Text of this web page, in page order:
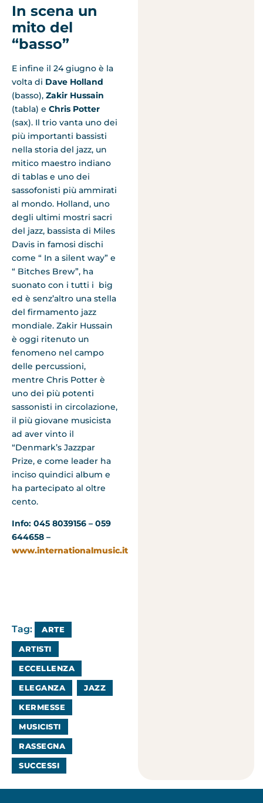
In scena un
mito del
“basso”
E infine il 24 giugno è la
volta di Dave Holland
(basso), Zakir Hussain
(tabla) e Chris Potter
(sax). Il trio vanta uno dei
più importanti bassisti
nella storia del jazz, un
mitico maestro indiano
di tablas e uno dei
sassofonisti più ammirati
al mondo. Holland, uno
degli ultimi mostri sacri
del jazz, bassista di Miles
Davis in famosi dischi
come “ In a silent way” e
“ Bitches Brew”, ha
suonato con i tutti i big
ed è senz’altro una stella
del firmamento jazz
mondiale. Zakir Hussain
è oggi ritenuto un
fenomeno nel campo
delle percussioni,
mentre Chris Potter è
uno dei più potenti
sassonisti in circolazione,
il più giovane musicista
ad aver vinto il
“Denmark’s Jazzpar
Prize, e come leader ha
inciso quindici album e
ha partecipato al oltre
cento.
Info: 045 8039156 – 059
644658 –
www.internationalmusic.it
Tag: ARTE
ARTISTI
ECCELLENZA
ELEGANZA JAZZ
KERMESSE
MUSICISTI
RASSEGNA
SUCCESSI